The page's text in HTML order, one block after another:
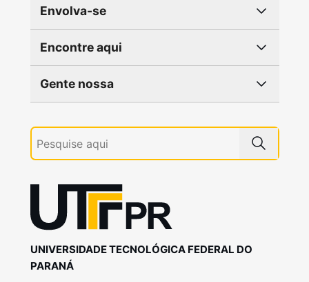
Envolva-se
Encontre aqui
Gente nossa
UNIVERSIDADE TECNOLÓGICA FEDERAL DO
PARANÁ